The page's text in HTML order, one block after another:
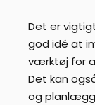
Det er
god idé at
værktøj for
Det kan
og